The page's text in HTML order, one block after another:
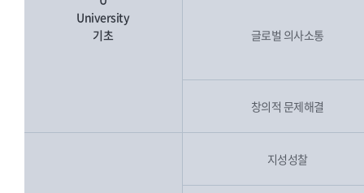
University
기초
글로벌 의사소통
창의적 문제해결
지성성찰